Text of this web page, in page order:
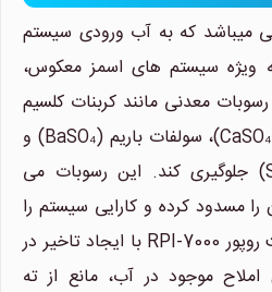
میباشد که به آب ورودی سیستم
ویژه سیستم های اسمز معکوس،
معدنی مانند کربنات کلسیم
(CaCO₃)، سولفات کلسیم (CaSO₄)، سولفات باریم (BaSO₄) و
سولفات استرانسیم (SrSO₄) جلوگیری کند. این رسوبات می
را مسدود کرده و کارایی سیستم را
کاهش دهند. آنتی اسکالانت روپور RPI-7000 با ایجاد تاخیر در
موجود در آب، مانع از ته